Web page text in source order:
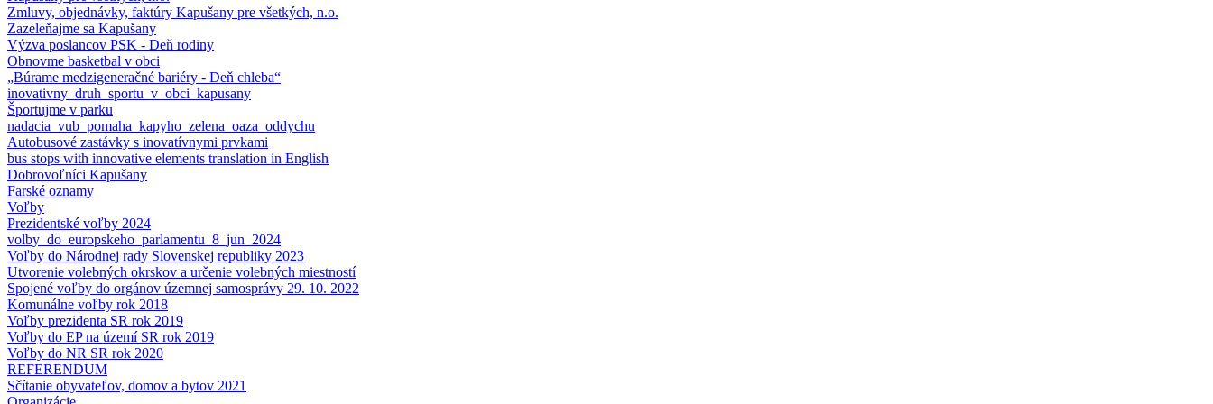
Zmluvy, objednávky, faktúry Kapušany pre všetkých, n.o.
Zazeleňajme sa Kapušany
Výzva poslancov PSK - Deň rodiny
Obnovme basketbal v obci
„Búrame medzigeneračné bariéry - Deň chleba“
inovativny_druh_sportu_v_obci_kapusany
Športujme v parku
nadacia_vub_pomaha_kapyho_zelena_oaza_oddychu
Autobusové zastávky s inovatívnymi prvkami
bus stops with innovative elements translation in English
Dobrovoľníci Kapušany
Farské oznamy
Voľby
Prezidentské voľby 2024
volby_do_europskeho_parlamentu_8_jun_2024
Voľby do Národnej rady Slovenskej republiky 2023
Utvorenie volebných okrskov a určenie volebných miestností
Spojené voľby do orgánov územnej samosprávy 29. 10. 2022
Komunálne voľby rok 2018
Voľby prezidenta SR rok 2019
Voľby do EP na území SR rok 2019
Voľby do NR SR rok 2020
REFERENDUM
Sčítanie obyvateľov, domov a bytov 2021